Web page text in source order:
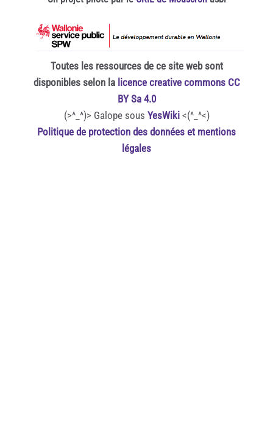
Toutes les ressources de ce site web sont
disponibles selon la licence creative commons CC
BY Sa 4.0
(>^_^)> Galope sous YesWiki<(^_^<)
Politique de protection des données et mentions
légales